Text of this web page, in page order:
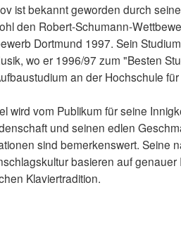
ist bekannt geworden durch
den Robert-Schumann-
Dortmund 1997. Sein
wo er 1996/97 zum "Besten
an der Hochschule
wird vom Publikum für seine
und seinen edlen
sind bemerkenswert. Seine
basieren auf
Klaviertradition.